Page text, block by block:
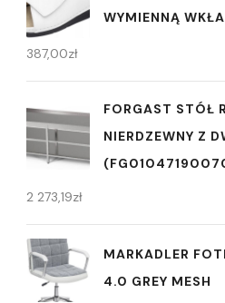
WYMIENNĄ
387,00zł
FORGAST STÓŁ
NIERDZEWNY Z
2 273,19zł
MARKADLER
4.0 GREY MESH